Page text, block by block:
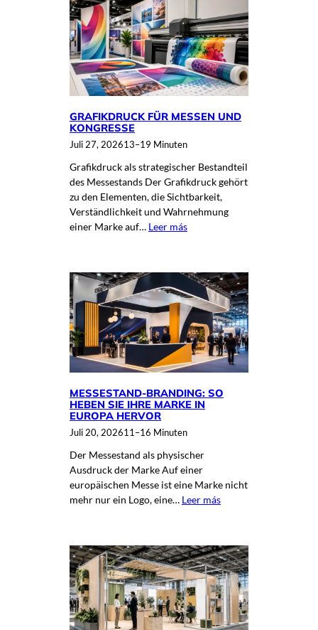
GRAFIKDRUCK FÜR MESSEN UND
KONGRESSE
Juli 27, 202613–19 Minuten
Grafikdruck als strategischer Bestandteil
des Messestands Der Grafikdruck gehört
zu den Elementen, die Sichtbarkeit,
Verständlichkeit und Wahrnehmung
einer Marke auf… Leer más
MESSESTAND-BRANDING: SO
HEBEN SIE IHRE MARKE IN
EUROPA HERVOR
Juli 20, 202611–16 Minuten
Der Messestand als physischer
Ausdruck der Marke Auf einer
europäischen Messe ist eine Marke nicht
mehr nur ein Logo, eine… Leer más